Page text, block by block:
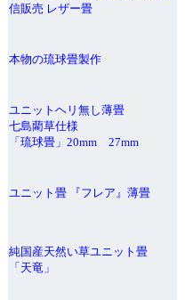
信販売 レザー畳
本物の琉球畳製作
ユニットヘリ無し薄畳
七島藺草仕様
「琉球畳」20mm 27mm
ユニット畳 『フレア』薄畳
純国産天然い草ユニット畳
「天竜」